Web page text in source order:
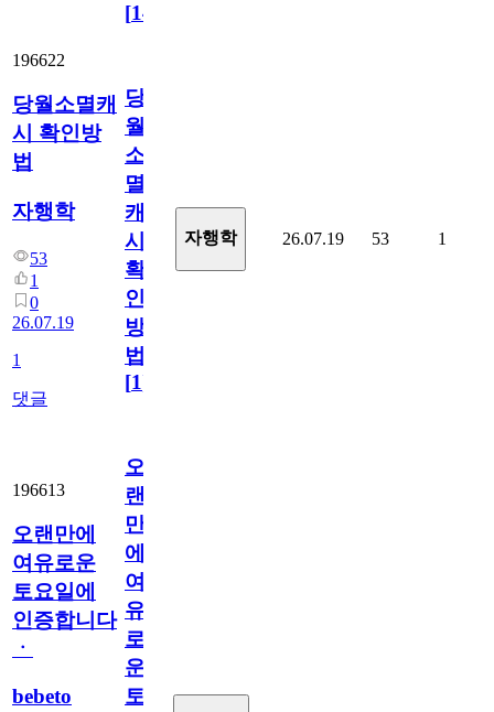
[14
196622
당월소멸캐
시 확인방
법
자행학
53
1
0
26.07.19
1
댓글
당
월
소
멸
캐
시
확
인
방
법
[1]
자행학 26.07.19 53 1
196613
오랜만에
여유로운
토요일에
인증합니다
ㆍ
bebeto
오
랜
만
에
여
유
로
운
토